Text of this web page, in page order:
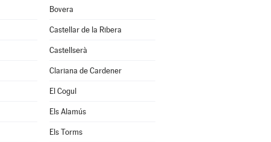
Bovera
Castellar de la Ribera
Castellserà
Clariana de Cardener
El Cogul
Els Alamús
Els Torms